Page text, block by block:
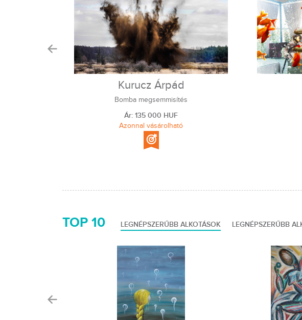
Kurucz Árpád
Bomba megsemmisítés
Ár: 135 000 HUF
Azonnal vásárolható
TOP 10 LEGNÉPSZERŰBB ALKOTÁSOK LEGNÉPSZERŰBB